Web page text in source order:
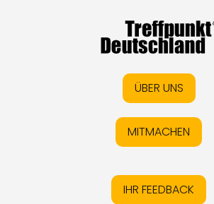
ÜBER UNS
MITMACHEN
IHR FEEDBACK